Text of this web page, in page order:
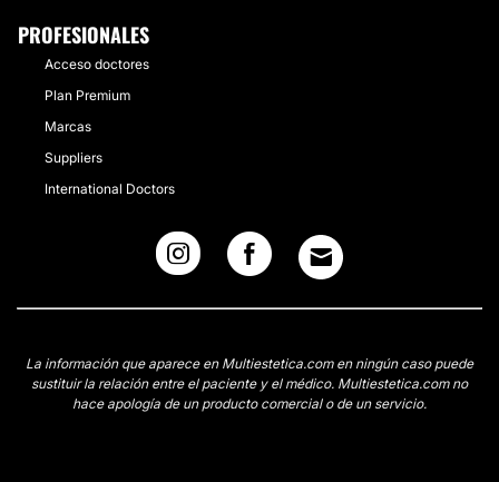
PROFESIONALES
Acceso doctores
Plan Premium
Marcas
Suppliers
International Doctors
La información que aparece en Multiestetica.com en ningún caso puede
sustituir la relación entre el paciente y el médico. Multiestetica.com no
hace apología de un producto comercial o de un servicio.